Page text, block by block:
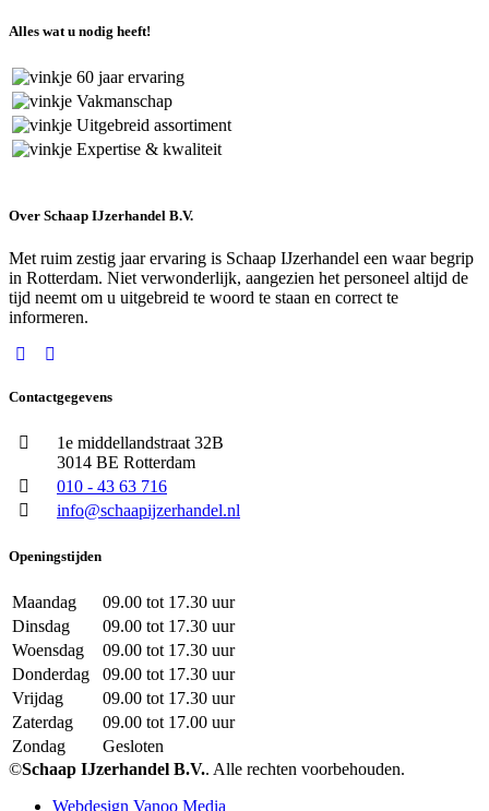
Alles wat u nodig heeft!
60 jaar ervaring
Vakmanschap
Uitgebreid assortiment
Expertise & kwaliteit
Over Schaap IJzerhandel B.V.
Met ruim zestig jaar ervaring is Schaap IJzerhandel een waar begrip
in Rotterdam. Niet verwonderlijk, aangezien het personeel altijd de
tijd neemt om u uitgebreid te woord te staan en correct te
informeren.
Contactgegevens
1e middellandstraat 32B
3014 BE Rotterdam
010 - 43 63 716
info@schaapijzerhandel.nl
Openingstijden
Maandag
09.00 tot 17.30 uur
Dinsdag
09.00 tot 17.30 uur
Woensdag
09.00 tot 17.30 uur
Donderdag
09.00 tot 17.30 uur
Vrijdag
09.00 tot 17.30 uur
Zaterdag
09.00 tot 17.00 uur
Zondag
Gesloten
©Schaap IJzerhandel B.V.. Alle rechten voorbehouden.
Webdesign Vanoo Media